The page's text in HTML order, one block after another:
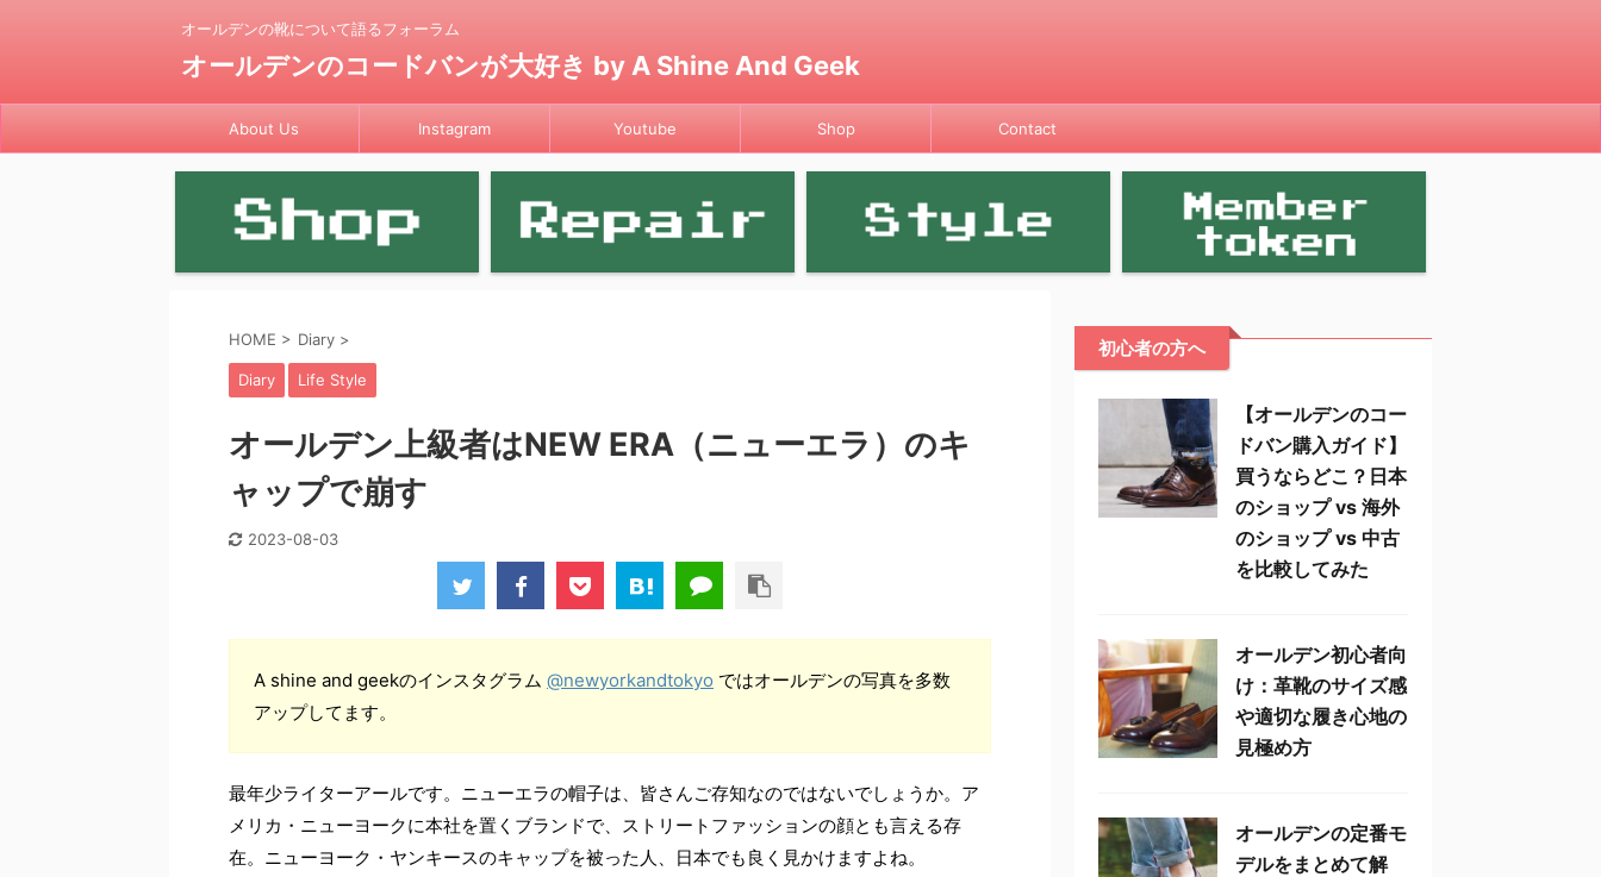
オールデンの靴について語るフォーラム
オールデンのコードバンが大好き by A Shine And Geek
About Us Instagram Youtube Shop Contact
HOME > Diary >
Diary Life Style
オールデン上級者はNEW ERA（ニューエラ）のキ
ャップで崩す
2023-08-03
A shine and geekのインスタグラム @newyorkandtokyo ではオールデンの写真を多数
アップしてます。
最年少ライターアールです。ニューエラの帽子は、皆さんご存知なのではないでしょうか。ア
メリカ・ニューヨークに本社を置くブランドで、ストリートファッションの顔とも言える存
在。ニューヨーク・ヤンキースのキャップを被った人、日本でも良く見かけますよね。
初心者の方へ
【オールデンのコー
ドバン購入ガイド】
買うならどこ？日本
のショップ vs 海外
のショップ vs 中古
を比較してみた
オールデン初心者向
け：革靴のサイズ感
や適切な履き心地の
見極め方
オールデンの定番モ
デルをまとめて解